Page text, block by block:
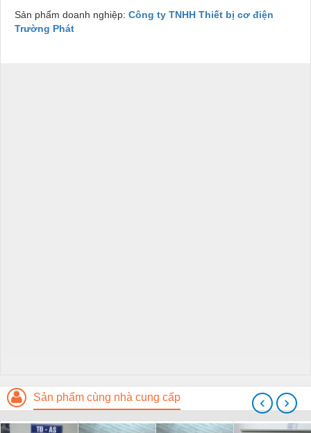
Sản phẩm doanh nghiệp: Công ty TNHH Thiết bị cơ điện
Trường Phát
Sản phẩm cùng nhà cung cấp ‹ ›